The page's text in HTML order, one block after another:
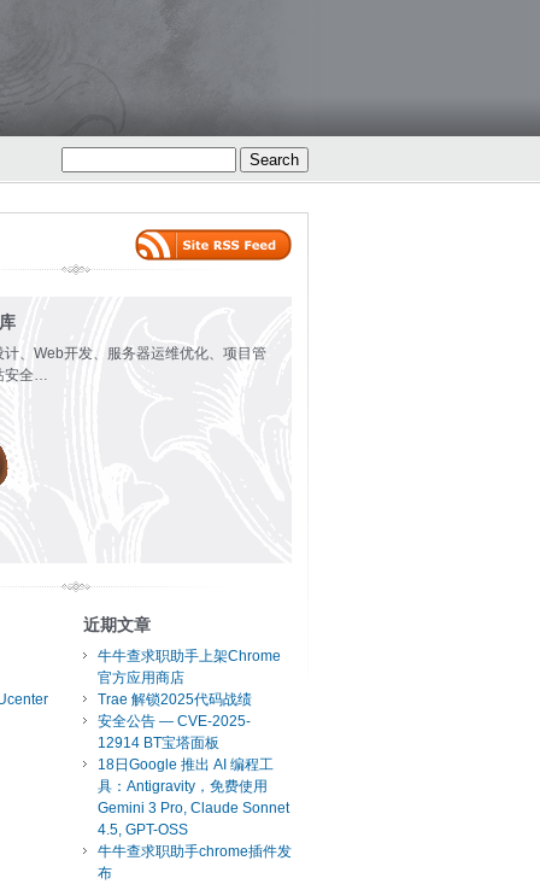
、Web开发、服务器运维优化、项目管
安全…
近期文章
牛牛查求职助手上架Chrome
官方应用商店
Trae 解锁2025代码战绩
安全公告 — CVE-2025-
12914 BT宝塔面板
18日Google 推出 AI 编程工
具：Antigravity，免费使用
Gemini 3 Pro, Claude Sonnet
4.5, GPT-OSS
牛牛查求职助手chrome插件发
布